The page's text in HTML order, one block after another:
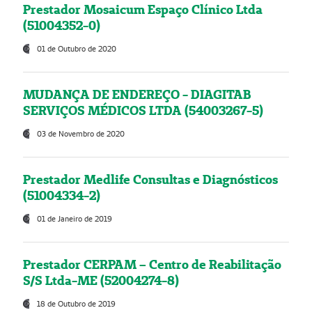
Prestador Mosaicum Espaço Clínico Ltda
(51004352-0)
01 de Outubro de 2020
MUDANÇA DE ENDEREÇO - DIAGITAB
SERVIÇOS MÉDICOS LTDA (54003267-5)
03 de Novembro de 2020
Prestador Medlife Consultas e Diagnósticos
(51004334-2)
01 de Janeiro de 2019
Prestador CERPAM – Centro de Reabilitação
S/S Ltda-ME (52004274-8)
18 de Outubro de 2019